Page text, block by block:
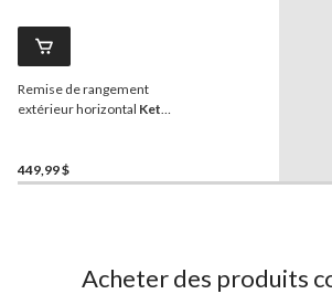
Remise de rangement
extérieur horizontal Keter
ouvrant, petit, brun, 1150 L
449,99 $
Acheter des produits